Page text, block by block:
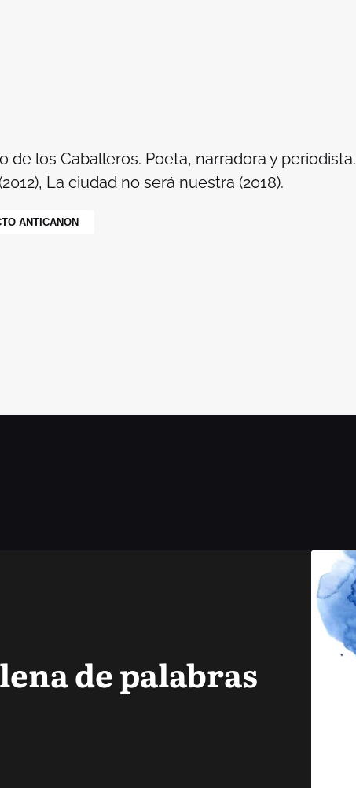
de los Caballeros. Poeta, narradora y periodista.
La ciudad no será nuestra (2018).
ANTICANON